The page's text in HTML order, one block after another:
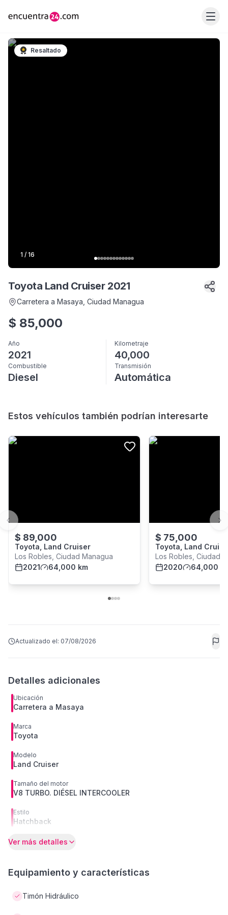
Resaltado
1 / 16
Toyota Land Cruiser 2021
Carretera a Masaya , Ciudad Managua
$ 85,000
Año
2021
Kilometraje
40,000
Combustible
Diesel
Transmisión
Automática
Estos vehículos también podrían interesarte
$ 89,000
Toyota, Land Cruiser
Los Robles, Ciudad Managua
2021
64,000 km
$ 75,000
Toyota, Land
Los Robles, Ciudad
2020
64,000
Previous slide
Actualizado el: 07/08/2026
Detalles adicionales
Ubicación
Carretera a Masaya
Marca
Toyota
Modelo
Land Cruiser
Tamaño del motor
V8 TURBO. DIÉSEL INTERCOOLER
Estilo
Hatchback
Ver más detalles
Equipamiento y características
Timón Hidráulico